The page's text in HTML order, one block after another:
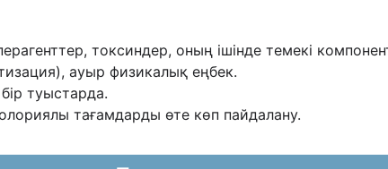
токсиндер, оның ішінде темекі
ауыр физикалық еңбек.
туыстарда.
тағамдарды өте көп пайдалану.